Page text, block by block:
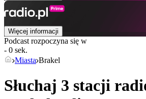
Więcej informacji
Podcast rozpoczyna się w
- 0 sek.
Miasta Brakel
Słuchaj 3 stacji